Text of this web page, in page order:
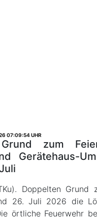
07:09:54 UHR
Grund zum
Gerätehaus-
Doppelten Grund
26. Juli 2026 die
örtliche Feuerwehr